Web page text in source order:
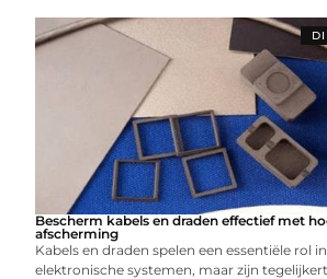
Bescherm kabels en draden effectief met
afscherming
Kabels en draden spelen een essentiële rol
elektronische systemen, maar zijn